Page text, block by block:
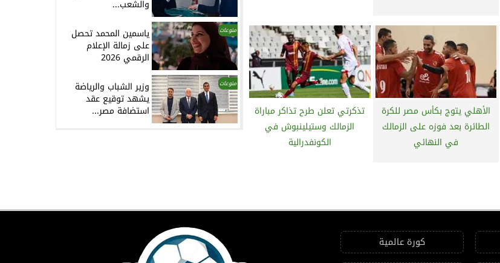
الأهلي يتوج بكأس مصر للكرة
الطائرة بعد فوزه على الزمالك
في النهائي
تذكرتي تعلن طرح تذاكر مباراة
الزمالك وستيلينبوش في
الكونفدرالية
والشعب...
منوعات ياسمين المحمد تحصل
على زمالة الإعلام
الرقمي 2026
منوعات وزير الشباب والرياضة
يشهد توقيع عقد
استضافة مصر...
كورة عالمية